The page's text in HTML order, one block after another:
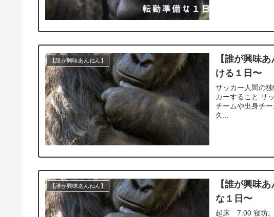
【誰が興味あんねん】
【誰が興味
ける１日〜
サッカー人間の
カーすること サ
チームや出身チ
久...
【誰が興味あんねん】
【誰が興味
な１日〜
起床 7:00 寝坊。